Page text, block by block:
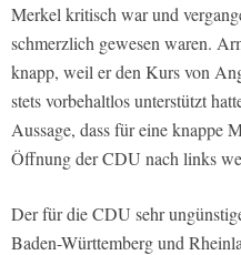
Merkel kritisch war und
schmerzlich gewesen waren.
knapp, weil er den Kurs von
stets vorbehaltlos unterstützt
Aussage, dass für eine knappe
Öffnung der CDU nach links
Der für die CDU sehr
Baden-Württemberg und